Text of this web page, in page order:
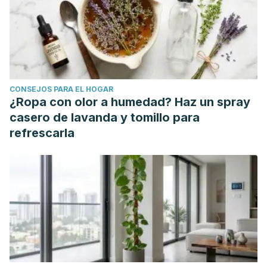
journal of traditional, complementary, and alternative
medicines : AJTCAM,6(4), 592-5.
https://www.ncbi.nlm.nih.gov/pmc/articles/PMC2816467/
Mayo Clinic. Candidosis vaginal.
CONSEJOS PARA EL HOGAR
¿Ropa con olor a humedad? Haz un spray
casero de lavanda y tomillo para
refrescarla